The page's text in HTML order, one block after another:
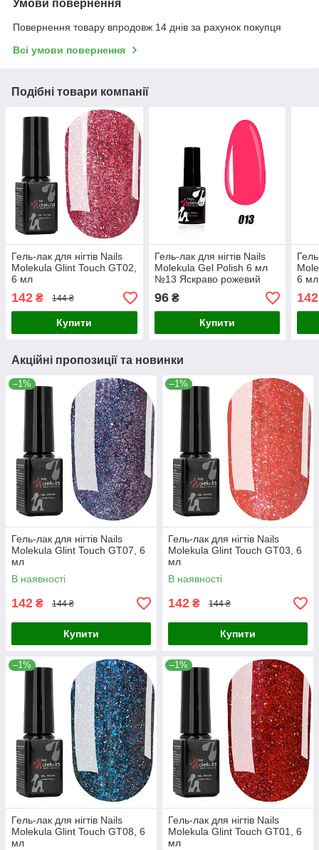
Умови повернення
Повернення товару впродовж 14 днів за рахунок покупця
Всі умови повернення
Подібні товари компанії
Гель-лак для нігтів Nails
Molekula Glint Touch GT02,
6 мл
142 ₴ 144 ₴
Купити
Гель-лак для нігтів Nails
Molekula Gel Polish 6 мл
№13 Яскраво рожевий
неон
96₴
Купити
6 мл
142
Акційні пропозиції та новинки
–1%
Гель-лак для нігтів Nails
Molekula Glint Touch GT07, 6
мл
В наявності
142 ₴ 144 ₴
Купити
–1%
Гель-лак для нігтів Nails
Molekula Glint Touch GT03, 6
мл
В наявності
142 ₴ 144 ₴
Купити
–1%
Гель-лак для нігтів Nails
Molekula Glint Touch GT08, 6
мл
–1%
Гель-лак для нігтів Nails
Molekula Glint Touch GT01, 6
мл